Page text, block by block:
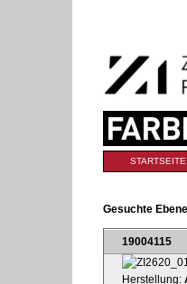
Navigation
Sektionen
STARTSEITE
Gesuchte
19004115
Herstellung: